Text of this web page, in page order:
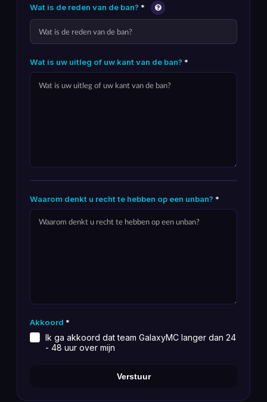
Wat is de reden van de ban? *
Wat is uw uitleg of uw kant van de ban? *
Waarom denkt u recht te hebben op een unban? *
Akkoord *
Ik ga akkoord dat team GalaxyMC langer dan 24
- 48 uur over mijn